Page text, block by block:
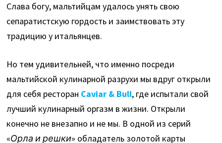
Слава богу, мальтийцам удалось унять свою
сепаратистскую гордость и заимствовать эту
традицию у итальянцев.
Но тем удивительней, что именно посреди
мальтийской кулинарной разрухи мы вдруг открыли
для себя ресторан Caviar & Bull, где испытали свой
лучший кулинарный оргазм в жизни. Открыли
конечно не внезапно и не мы. В одной из серий
«Орла и решки» обладатель золотой карты